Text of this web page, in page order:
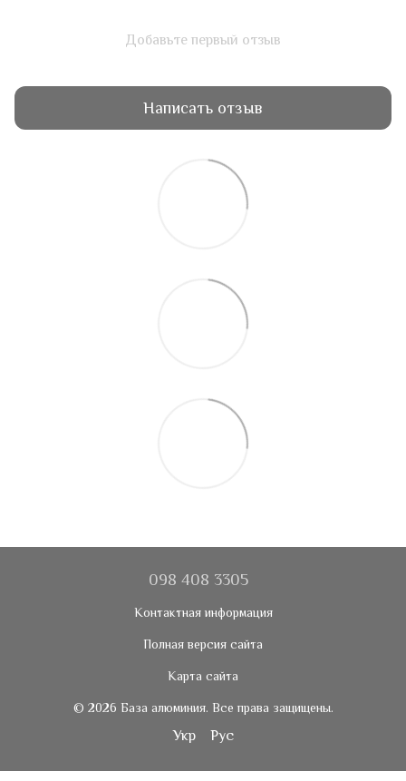
Добавьте первый отзыв
Написать отзыв
098 408 3305
Контактная информация
Полная версия сайта
Карта сайта
© 2026 База алюминия. Все права защищены.
Укр Рус